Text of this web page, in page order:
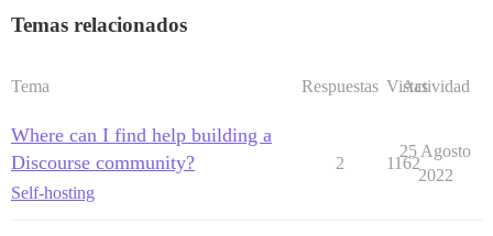
Temas relacionados
Tema Respuestas Vistas
Actividad
Where can I find help building a
Discourse community?
Self-hosting
2 1162
25 Agosto
2022